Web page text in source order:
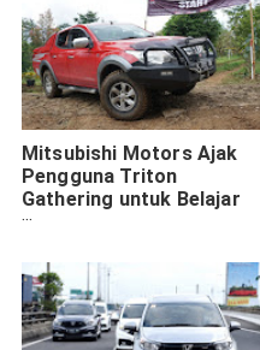
Mitsubishi Motors Ajak
Pengguna Triton
Gathering untuk Belajar
Offroad